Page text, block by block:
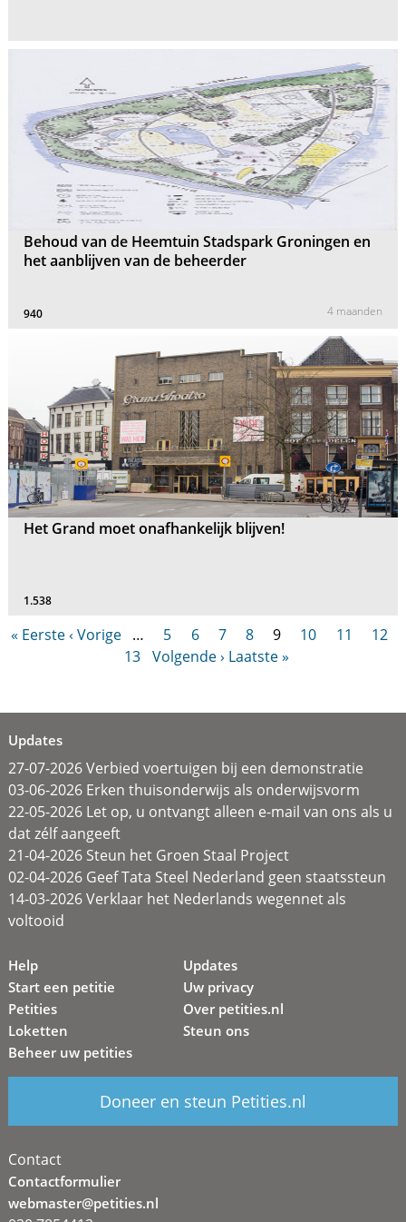
Behoud van de Heemtuin Stadspark Groningen en
het aanblijven van de beheerder
940 4 maanden
Het Grand moet onafhankelijk blijven!
1.538
« Eerste‹ Vorige … 5 6 7 8 9 10 11
12
13 Volgende › Laatste »
Updates
27-07-2026 Verbied voertuigen bij een demonstratie
03-06-2026 Erken thuisonderwijs als onderwijsvorm
22-05-2026 Let op, u ontvangt alleen e-mail van ons als u
dat zélf aangeeft
21-04-2026 Steun het Groen Staal Project
02-04-2026 Geef Tata Steel Nederland geen staatssteun
14-03-2026 Verklaar het Nederlands wegennet als
voltooid
Help
Start een petitie
Petities
Loketten
Beheer uw petities
Updates
Uw privacy
Over petities.nl
Steun ons
Doneer en steun Petities.nl
Contact
Contactformulier
webmaster@petities.nl